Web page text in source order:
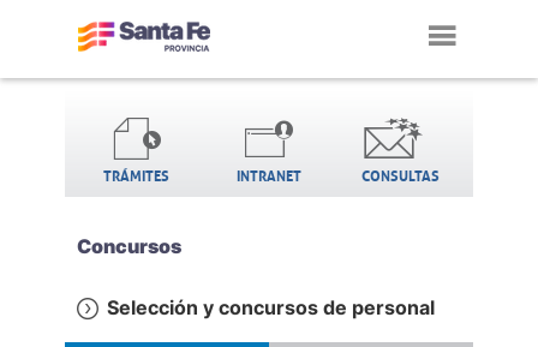
TRÁMITES INTRANET CONSULTAS
Concursos
Selección y concursos de personal